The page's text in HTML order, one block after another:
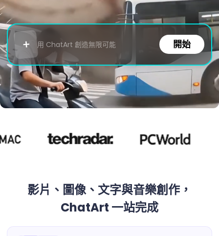
+ 用 ChatArt 創造無限可能 開始
影片、圖像、文字與音樂創作，
ChatArt 一站完成